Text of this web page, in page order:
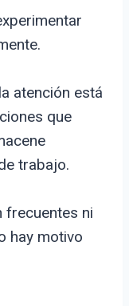
atención está
que
trabajo.
frecuentes ni
hay motivo